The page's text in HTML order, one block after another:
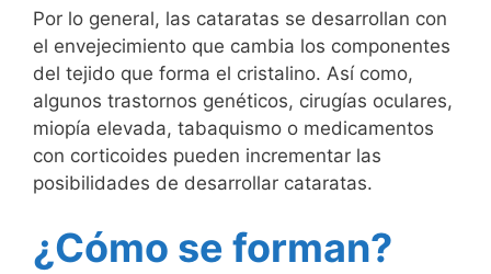
Por lo general, las cataratas se desarrollan con
el envejecimiento que cambia los componentes
del tejido que forma el cristalino. Así como,
algunos trastornos genéticos, cirugías oculares,
miopía elevada, tabaquismo o medicamentos
con corticoides pueden incrementar las
posibilidades de desarrollar cataratas.
¿Cómo se forman?